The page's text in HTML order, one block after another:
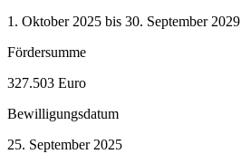
1. Oktober 2025 bis 30. September 2029
Fördersumme
327.503 Euro
Bewilligungsdatum
25. September 2025